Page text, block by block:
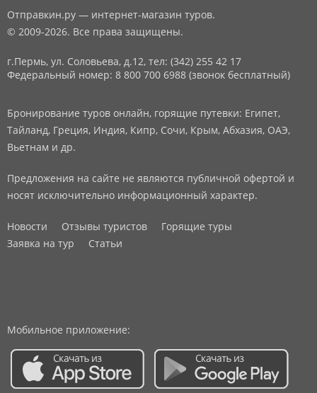
Отправкин.ру — интернет-магазин туров.
© 2009-2026. Все права защищены.
г.Пермь, ул. Соловьева, д.12, тел: (342) 255 42 17
Федеральный номер: 8 800 700 6988 (звонок бесплатный)
Бронирование туров онлайн, горящие путевки: Египет,
Тайланд, Греция, Индия, Кипр, Сочи, Крым, Абхазия, ОАЭ,
Вьетнам и др.
Предложения на сайте не являются публичной офертой и
носят исключительно информационный характер.
Новости Отзывы туристов
Горящие туры
Заявка на тур
Статьи
Мобильное приложение: